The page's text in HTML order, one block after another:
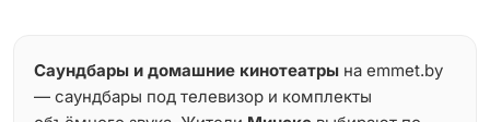
Саундбары и домашние кинотеатры на emmet.by
— саундбары под телевизор и комплекты